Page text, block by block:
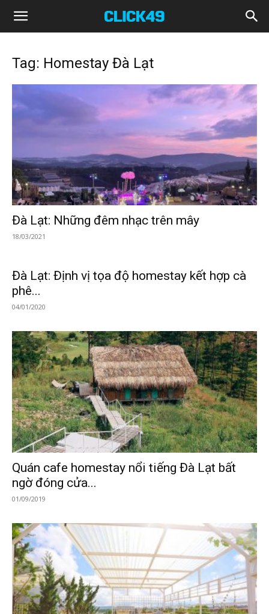
Click49
Tag: Homestay Đà Lạt
Đà Lạt: Những đêm nhạc trên mây
18/03/2021
Đà Lạt: Định vị tọa độ homestay kết hợp cà
phê...
04/01/2020
Quán cafe homestay nổi tiếng Đà Lạt bất
ngờ đóng cửa...
01/09/2019